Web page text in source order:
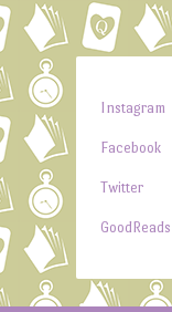
Instagram
Facebook
Twitter
GoodReads